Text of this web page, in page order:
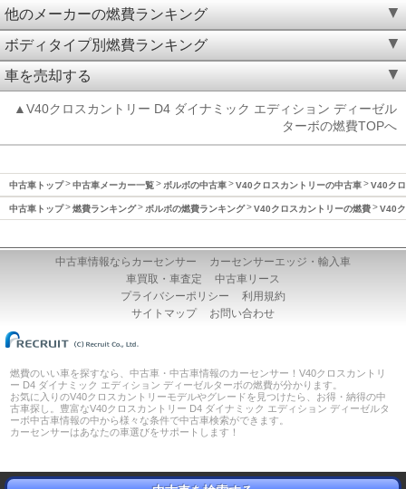
他のメーカーの燃費ランキング
ボディタイプ別燃費ランキング
車を売却する
▲V40クロスカントリー D4 ダイナミック エディション ディーゼル
ターボの燃費TOPへ
中古車トップ 中古車メーカー一覧 ボルボの中古車 V40クロスカントリーの中古車 V40ク
中古車トップ 燃費ランキング ボルボの燃費ランキング V40クロスカントリーの燃費 V40
中古車情報ならカーセンサー
カーセンサーエッジ・輸入車
車買取・車査定
中古車リース
プライバシーポリシー
利用規約
サイトマップ
お問い合わせ
燃費のいい車を探すなら、中古車・中古車情報のカーセンサー！V40クロスカントリ
ー D4 ダイナミック エディション ディーゼルターボの燃費が分かります。
お気に入りのV40クロスカントリーモデルやグレードを見つけたら、お得・納得の中
古車探し。豊富なV40クロスカントリー D4 ダイナミック エディション ディーゼルタ
ーボ中古車情報の中から様々な条件で中古車検索ができます。
カーセンサーはあなたの車選びをサポートします！